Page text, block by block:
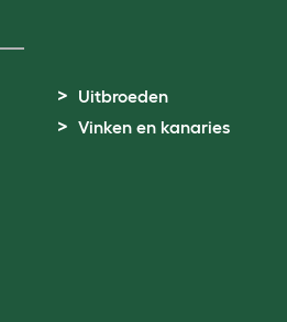
Uitbroeden
Vinken en kanaries